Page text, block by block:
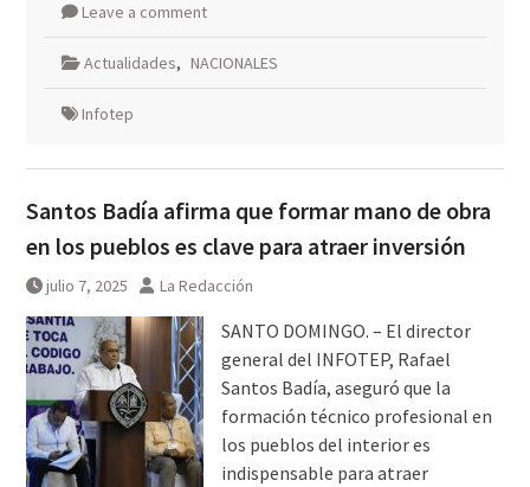
Leave a comment
Actualidades, NACIONALES
Infotep
Santos Badía afirma que formar mano de obra
en los pueblos es clave para atraer inversión
julio 7, 2025 La Redacción
SANTO DOMINGO. – El director
general del INFOTEP, Rafael
Santos Badía, aseguró que la
formación técnico profesional en
los pueblos del interior es
indispensable para atraer